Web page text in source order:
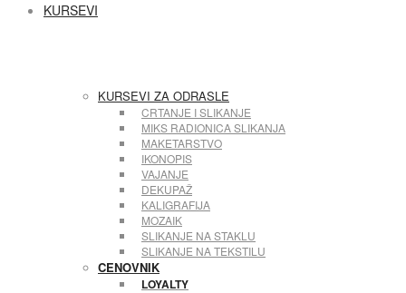
KURSEVI
KURSEVI ZA ODRASLE
CRTANJE I SLIKANJE
MIKS RADIONICA SLIKANJA
MAKETARSTVO
IKONOPIS
VAJANJE
DEKUPAŽ
KALIGRAFIJA
MOZAIK
SLIKANJE NA STAKLU
SLIKANJE NA TEKSTILU
CENOVNIK
LOYALTY